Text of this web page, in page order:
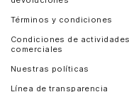
Términos y condiciones
Condiciones de actividades
comerciales
Nuestras políticas
Línea de transparencia